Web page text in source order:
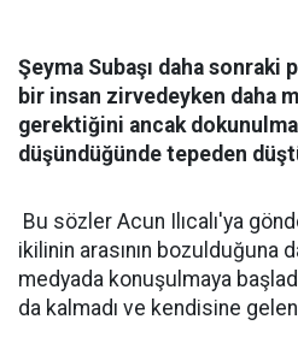
Şeyma Subaşı daha sonraki
bir insan zirvedeyken daha
gerektiğini ancak
düşündüğünde tepeden
Bu sözler Acun Ilıcalı'ya
ikilinin arasının bozulduğuna
medyada konuşulmaya
da kalmadı ve kendisine gelen